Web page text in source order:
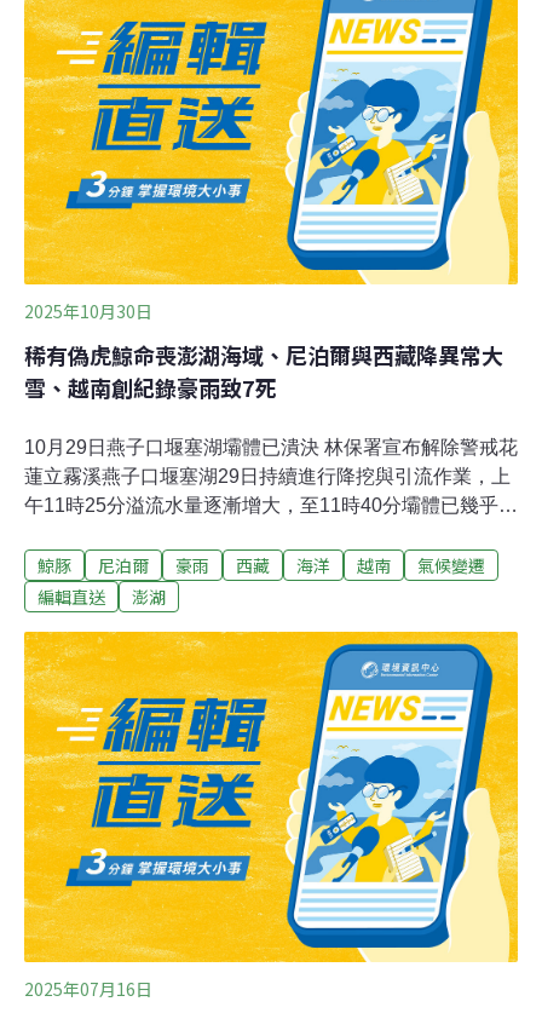
今年截至8月底也已受理46件、裁處21件，由於多數案件
涉及跨縣市流動，地方認為僅靠自治條例難以有效遏阻，
向中央建議訂定專法，建立全國一致的跨域管理機制。
（聯合新聞網報導）
2025年10月30日
稀有偽虎鯨命喪澎湖海域、尼泊爾與西藏降異常大
雪、越南創紀錄豪雨致7死
10月29日燕子口堰塞湖壩體已潰決 林保署宣布解除警戒花
蓮立霧溪燕子口堰塞湖29日持續進行降挖與引流作業，上
午11時25分溢流水量逐漸增大，至11時40分壩體已幾乎完
確認安全無虞後，下午4時20分正式宣布警戒解除。（公
視新聞網報導）稀有偽虎鯨命喪澎湖海域 中華鯨豚協會：
擱淺在澎湖吉貝北方岸際，可惜已告氣絕，中華鯨豚協會
29日下午專程前往剖檢採樣，了解鯨豚死亡原因。澎湖岸
巡吉貝安檢所上午8時30分執行岸際巡邏時，在吉貝北方
岸際沙灘上發現一隻死亡的鯨豚，立即向澎湖縣農漁局通
報處理。（中央社報導）
鯨豚 尼泊爾 豪雨 西藏 海洋 越南
氣候變遷
編輯直送
澎湖
2025年07月16日